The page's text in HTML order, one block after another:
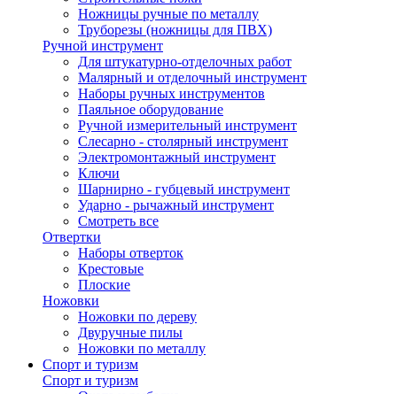
Ножницы ручные по металлу
Труборезы (ножницы для ПВХ)
Ручной инструмент
Для штукатурно-отделочных работ
Малярный и отделочный инструмент
Наборы ручных инструментов
Паяльное оборудование
Ручной измерительный инструмент
Слесарно - столярный инструмент
Электромонтажный инструмент
Ключи
Шарнирно - губцевый инструмент
Ударно - рычажный инструмент
Смотреть все
Отвертки
Наборы отверток
Крестовые
Плоские
Ножовки
Ножовки по дереву
Двуручные пилы
Ножовки по металлу
Спорт и туризм
Спорт и туризм